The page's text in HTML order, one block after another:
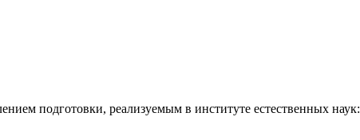
подготовки, реализуемым в институте естественных наук: